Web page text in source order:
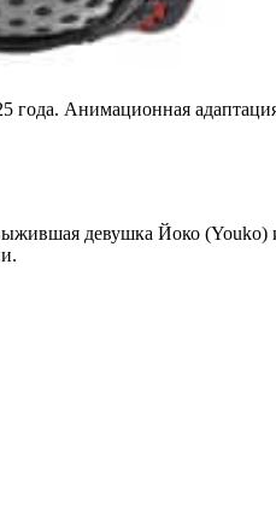
года. Анимационная
девушка Йоко (Youko)